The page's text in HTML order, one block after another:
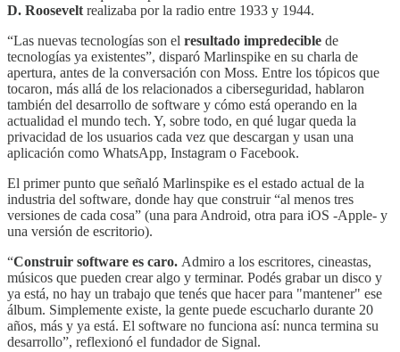
D. Roosevelt realizaba por la radio entre 1933 y 1944.
“Las nuevas tecnologías son el resultado impredecible de
tecnologías ya existentes”, disparó Marlinspike en su charla de
apertura, antes de la conversación con Moss. Entre los tópicos que
tocaron, más allá de los relacionados a ciberseguridad, hablaron
también del desarrollo de software y cómo está operando en la
actualidad el mundo tech. Y, sobre todo, en qué lugar queda la
privacidad de los usuarios cada vez que descargan y usan una
aplicación como WhatsApp, Instagram o Facebook.
El primer punto que señaló Marlinspike es el estado actual de la
industria del software, donde hay que construir “al menos tres
versiones de cada cosa” (una para Android, otra para iOS -Apple- y
una versión de escritorio).
“Construir software es caro. Admiro a los escritores, cineastas,
músicos que pueden crear algo y terminar. Podés grabar un disco y
ya está, no hay un trabajo que tenés que hacer para "mantener" ese
álbum. Simplemente existe, la gente puede escucharlo durante 20
años, más y ya está. El software no funciona así: nunca termina su
desarrollo”, reflexionó el fundador de Signal.